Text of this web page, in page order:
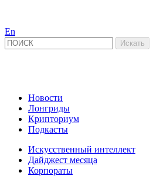
En
Новости
Лонгриды
Крипториум
Подкасты
Искусственный интеллект
Дайджест месяца
Корпораты